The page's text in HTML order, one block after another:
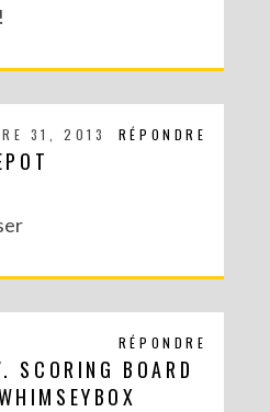
RÉPONDRE
31, 2013
RÉPONDRE
SCORING BOARD